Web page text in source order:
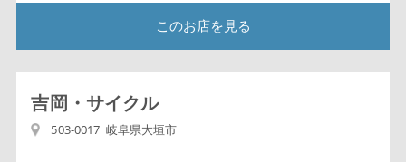
このお店を見る
吉岡・サイクル
503-0017 岐阜県大垣市